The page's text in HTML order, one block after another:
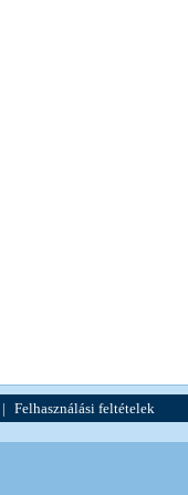
| Felhasználási feltételek